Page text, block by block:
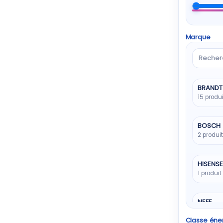
Marque
une
BRANDT
15
BOSCH
2
HISENSE
1 produit
NEFF
Classe